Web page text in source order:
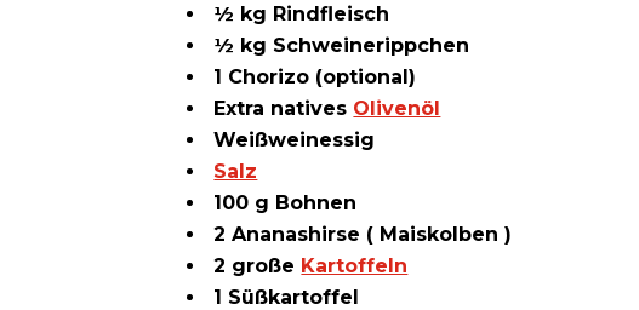
½ kg Rindfleisch
½ kg Schweinerippchen
1 Chorizo (optional)
Extra natives Olivenöl
Weißweinessig
Salz
100 g Bohnen
2 Ananashirse ( Maiskolben)
2 große Kartoffeln
1 Süßkartoffel